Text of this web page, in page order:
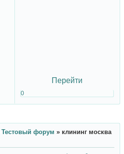
Перейти
0
Тестовый форум » клининг москва